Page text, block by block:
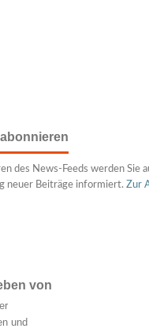
des News-Feeds werden Sie
neuer Beiträge informiert. Zur
von
und